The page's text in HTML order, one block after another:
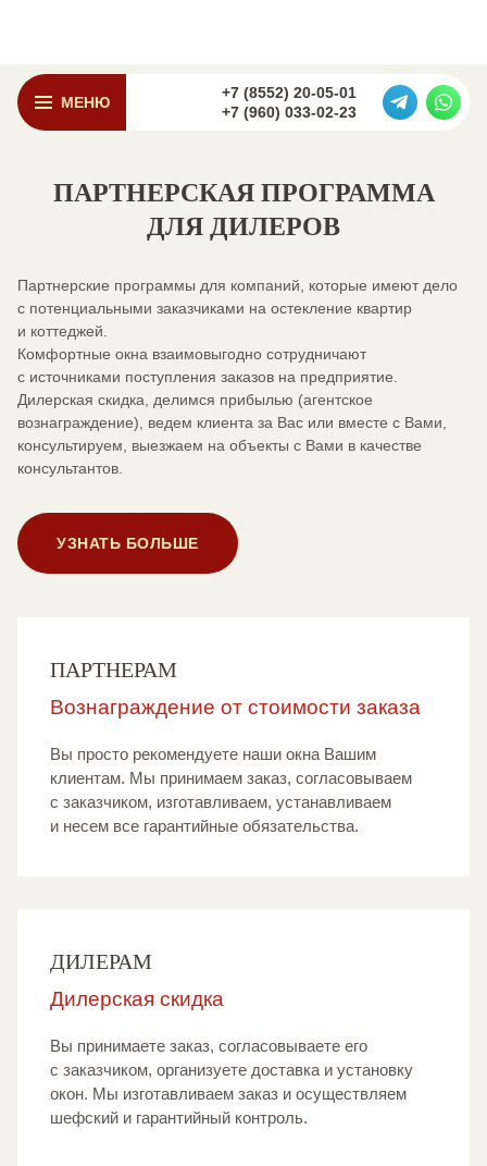
МЕНЮ
+7 (8552) 20-05-01
+7 (960) 033-02-23
ПАРТНЕРСКАЯ ПРОГРАММА
ДЛЯ ДИЛЕРОВ
Партнерские программы для компаний, которые имеют дело
с потенциальными заказчиками на остекление квартир
и коттеджей.
Комфортные окна взаимовыгодно сотрудничают
с источниками поступления заказов на предприятие.
Дилерская скидка, делимся прибылью (агентское
вознаграждение), ведем клиента за Вас или вместе с Вами,
консультируем, выезжаем на объекты с Вами в качестве
консультантов.
УЗНАТЬ БОЛЬШЕ
ПАРТНЕРАМ
Вознаграждение от стоимости заказа
Вы просто рекомендуете наши окна Вашим
клиентам. Мы принимаем заказ, согласовываем
с заказчиком, изготавливаем, устанавливаем
и несем все гарантийные обязательства.
ДИЛЕРАМ
Дилерская скидка
Вы принимаете заказ, согласовываете его
с заказчиком, организуете доставка и установку
окон. Мы изготавливаем заказ и осуществляем
шефский и гарантийный контроль.